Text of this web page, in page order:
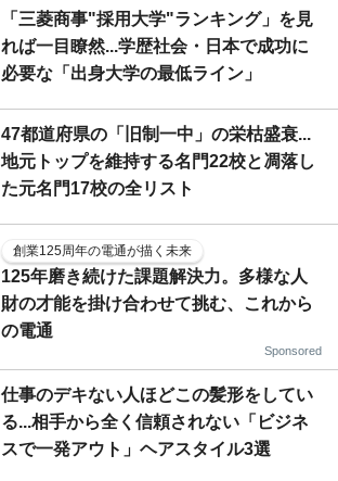
「三菱商事"採用大学"ランキング」を見
れば一目瞭然...学歴社会・日本で成功に
必要な「出身大学の最低ライン」
47都道府県の「旧制一中」の栄枯盛衰...
地元トップを維持する名門22校と凋落し
た元名門17校の全リスト
創業125周年の電通が描く未来
125年磨き続けた課題解決力。多様な人
財の才能を掛け合わせて挑む、これから
の電通
Sponsored
仕事のデキない人ほどこの髪形をしてい
る...相手から全く信頼されない「ビジネ
スで一発アウト」ヘアスタイル3選